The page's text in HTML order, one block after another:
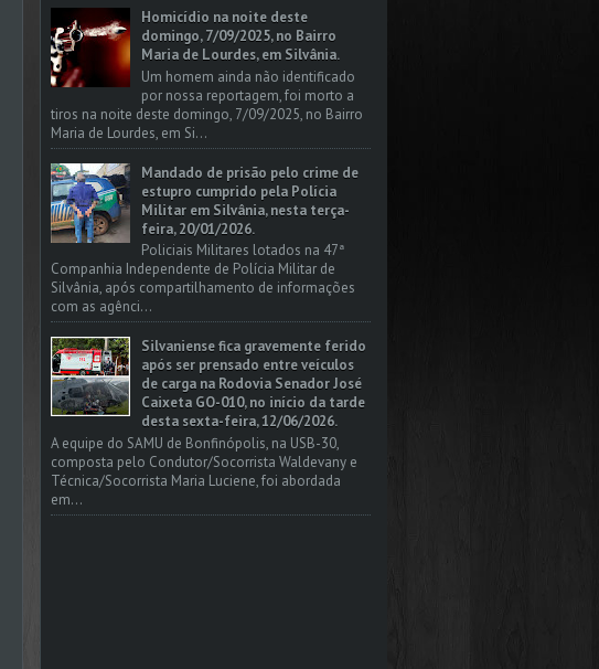
Homicídio na noite deste
domingo, 7/09/2025, no Bairro
Maria de Lourdes, em Silvânia.
Um homem ainda não identificado
por nossa reportagem, foi morto a
tiros na noite deste domingo, 7/09/2025, no Bairro
Maria de Lourdes, em Si...
Mandado de prisão pelo crime de
estupro cumprido pela Polícia
Militar em Silvânia, nesta terça-
feira, 20/01/2026.
Policiais Militares lotados na 47ª
Companhia Independente de Polícia Militar de
Silvânia, após compartilhamento de informações
com as agênci...
Silvaniense fica gravemente ferido
após ser prensado entre veículos
de carga na Rodovia Senador José
Caixeta GO-010, no início da tarde
desta sexta-feira, 12/06/2026.
A equipe do SAMU de Bonfinópolis, na USB-30,
composta pelo Condutor/Socorrista Waldevany e
Técnica/Socorrista Maria Luciene, foi abordada
em...